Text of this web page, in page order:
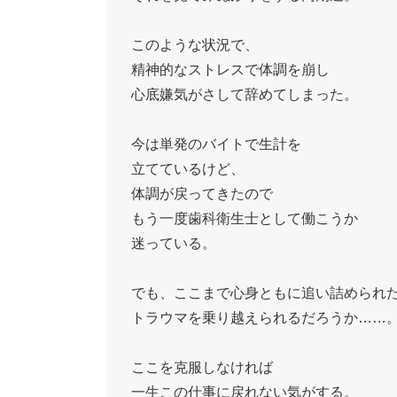
このような状況で、
精神的なストレスで体調を崩し
心底嫌気がさして辞めてしまった。
今は単発のバイトで生計を
立てているけど、
体調が戻ってきたので
もう一度歯科衛生士として働こうか
迷っている。
でも、ここまで心身ともに追い詰められ
トラウマを乗り越えられるだろうか……
ここを克服しなければ
一生この仕事に戻れない気がする。